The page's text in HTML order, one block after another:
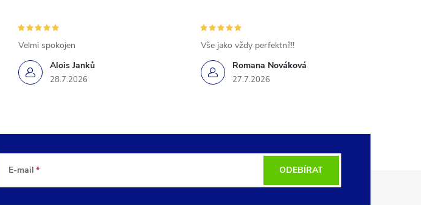
Alois Janků
28.7.2026
Velmi spokojen
Romana Nováková
27.7.2026
Vše jako vždy perfektní!!!
E-mail ODEBÍRAT